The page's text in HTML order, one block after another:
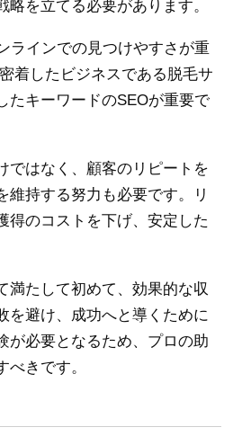
を立てる必要があります。
ラインでの見つけやすさが重
着したビジネスである脱毛サ
たキーワードのSEOが重要で
ではなく、顧客のリピートを
維持する努力も必要です。リ
得のコストを下げ、安定した
満たして初めて、効果的な収
を避け、成功へと導くために
が必要となるため、プロの助
べきです。